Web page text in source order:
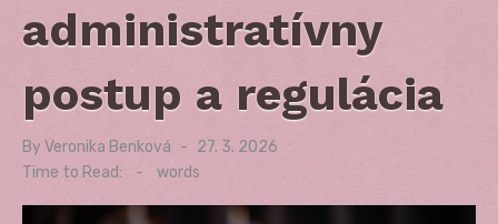
administratívny
postup a regulácia
By Veronika Benková
Posted
on
27. 3. 2026
Time to Read:
- words